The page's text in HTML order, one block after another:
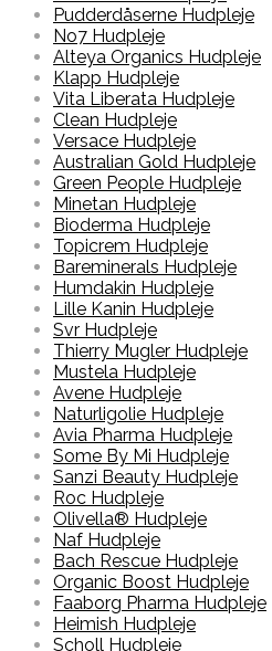
Pudderdåserne Hudpleje
No7 Hudpleje
Alteya Organics Hudpleje
Klapp Hudpleje
Vita Liberata Hudpleje
Clean Hudpleje
Versace Hudpleje
Australian Gold Hudpleje
Green People Hudpleje
Minetan Hudpleje
Bioderma Hudpleje
Topicrem Hudpleje
Bareminerals Hudpleje
Humdakin Hudpleje
Lille Kanin Hudpleje
Svr Hudpleje
Thierry Mugler Hudpleje
Mustela Hudpleje
Avene Hudpleje
Naturligolie Hudpleje
Avia Pharma Hudpleje
Some By Mi Hudpleje
Sanzi Beauty Hudpleje
Roc Hudpleje
Olivella® Hudpleje
Naf Hudpleje
Bach Rescue Hudpleje
Organic Boost Hudpleje
Faaborg Pharma Hudpleje
Heimish Hudpleje
Scholl Hudpleje